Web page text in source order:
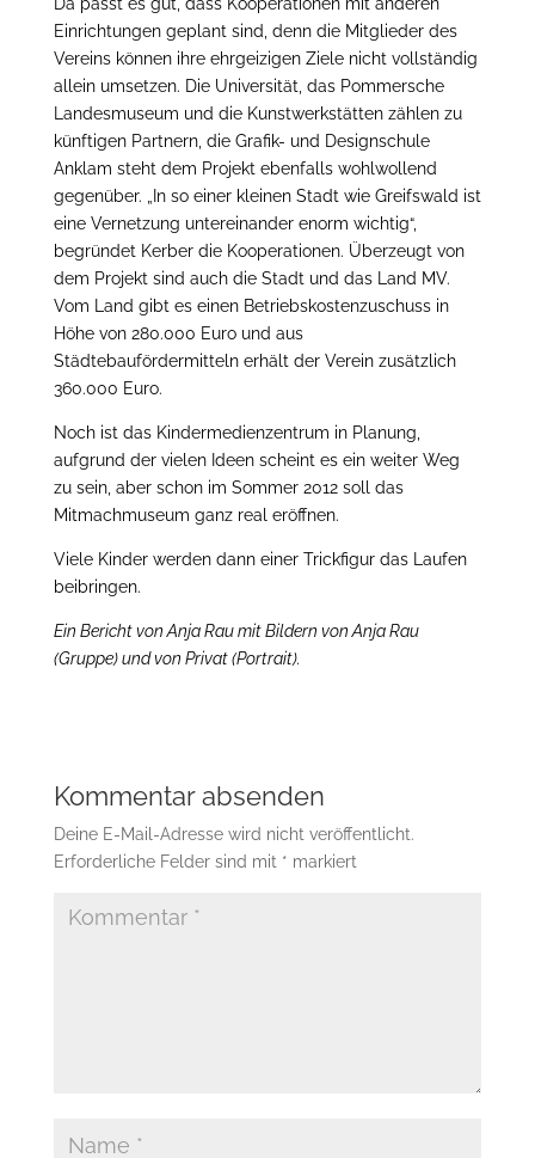
Einrichtungen geplant sind, denn die Mitglieder des
Vereins können ihre ehrgeizigen Ziele nicht vollständig
allein umsetzen. Die Universität, das Pommersche
Landesmuseum und die Kunstwerkstätten zählen zu
künftigen Partnern, die Grafik- und Designschule
Anklam steht dem Projekt ebenfalls wohlwollend
gegenüber. „In so einer kleinen Stadt wie Greifswald ist
eine Vernetzung untereinander enorm wichtig“,
begründet Kerber die Kooperationen. Überzeugt von
dem Projekt sind auch die Stadt und das Land MV.
Vom Land gibt es einen Betriebskostenzuschuss in
Höhe von 280.000 Euro und aus
Städtebaufördermitteln erhält der Verein zusätzlich
360.000 Euro.
Noch ist das Kindermedienzentrum in Planung,
aufgrund der vielen Ideen scheint es ein weiter Weg
zu sein, aber schon im Sommer 2012 soll das
Mitmachmuseum ganz real eröffnen.
Viele Kinder werden dann einer Trickfigur das Laufen
beibringen.
Ein Bericht von Anja Rau mit Bildern von Anja Rau
(Gruppe) und von Privat (Portrait).
Kommentar absenden
Deine E-Mail-Adresse wird nicht veröffentlicht.
Erforderliche Felder sind mit * markiert